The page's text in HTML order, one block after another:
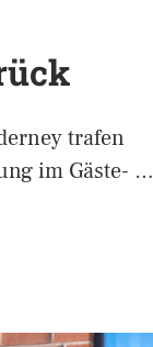
trafen
im Gäste- …